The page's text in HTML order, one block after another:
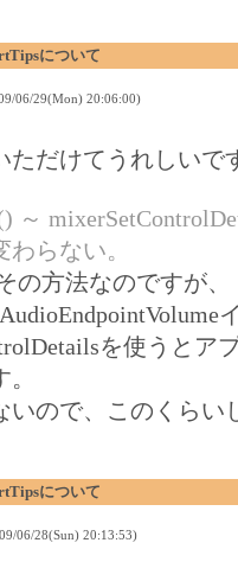
について
06/29(Mon) 20:06:00)
ただけてうれしいで
～
らない。
の方法なのですが、
を使うとア
いので、このくらい
について
06/28(Sun) 20:13:53)